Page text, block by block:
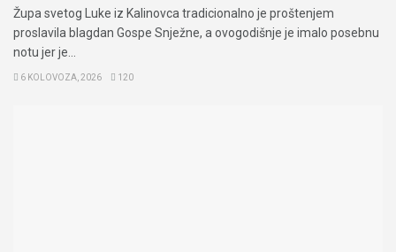
Župa svetog Luke iz Kalinovca tradicionalno je proštenjem
proslavila blagdan Gospe Snježne, a ovogodišnje je imalo posebnu
notu jer je...
6 KOLOVOZA, 2026 120